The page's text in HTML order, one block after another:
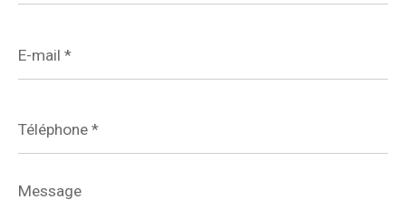
mail
*
*
Message
*